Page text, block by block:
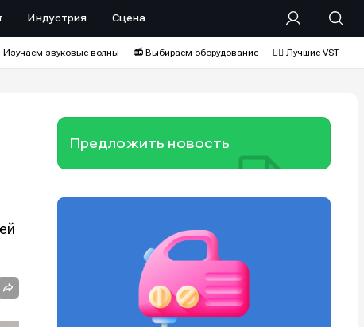
Индустрия Сцена
Изучаем звуковые волны 📻 Выбираем оборудование ❤️‍🔥 Лучшие VST
Предложить новость